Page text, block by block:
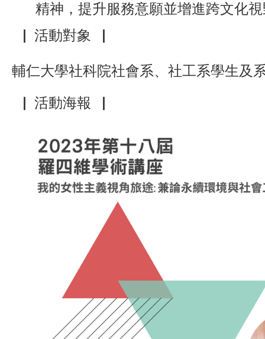
精神，提升服務意願並增進跨文化
▕ 活動對象▕
輔仁大學社科院社會系、社工系學生及
▕ 活動海報▕